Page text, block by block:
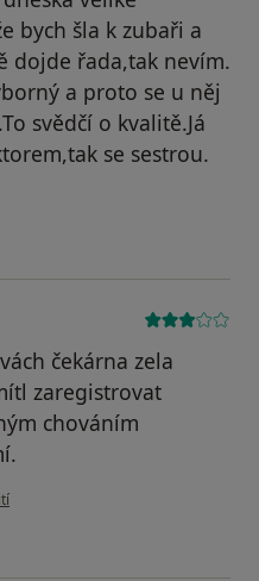
bych šla k zubaři a
dojde řada,tak nevím.
a proto se u něj
svědčí o kvalitě.Já
se sestrou.
eva
čekárna zela
zaregistrovat
chováním
pacient